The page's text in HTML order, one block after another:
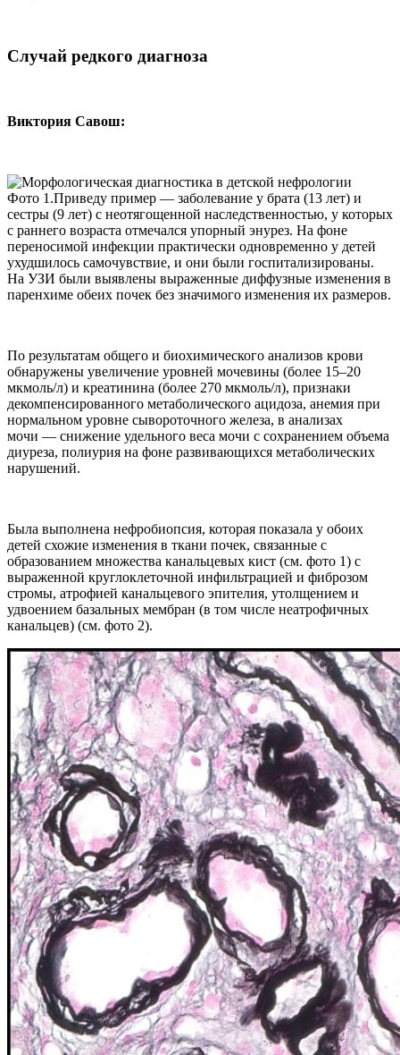
Случай редкого диагноза
Виктория Савош:
Фото 1.Приведу пример — заболевание у брата (13 лет) и
сестры (9 лет) с неотягощенной наследственностью, у которых
с раннего возраста отмечался упорный энурез. На фоне
переносимой инфекции практически одновременно у детей
ухудшилось самочувствие, и они были госпитализированы.
На УЗИ были выявлены выраженные диффузные изменения в
паренхиме обеих почек без значимого изменения их размеров.
По результатам общего и биохимического анализов крови
обнаружены увеличение уровней мочевины (более 15–20
мкмоль/л) и креатинина (более 270 мкмоль/л), признаки
декомпенсированного метаболического ацидоза, анемия при
нормальном уровне сывороточного железа, в анализах
мочи — снижение удельного веса мочи с сохранением объема
диуреза, полиурия на фоне развивающихся метаболических
нарушений.
Была выполнена нефробиопсия, которая показала у обоих
детей схожие изменения в ткани почек, связанные с
образованием множества канальцевых кист (см. фото 1) с
выраженной круглоклеточной инфильтрацией и фиброзом
стромы, атрофией канальцевого эпителия, утолщением и
удвоением базальных мембран (в том числе неатрофичных
канальцев) (см. фото 2).